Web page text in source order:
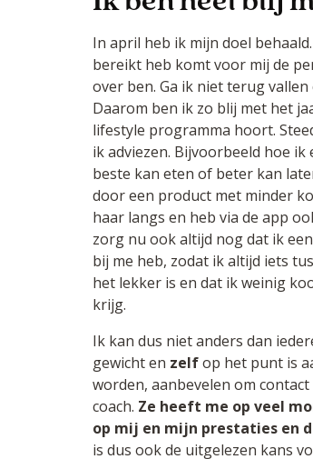
In april heb ik mijn doel
bereikt heb komt voor mij de
over ben. Ga ik niet terug
Daarom ben ik zo blij met het
lifestyle programma hoort.
ik adviezen. Bijvoorbeeld hoe
beste kan eten of beter kan
door een product met minder
haar langs en heb via de app
zorg nu ook altijd nog dat ik
bij me heb, zodat ik altijd iets
het lekker is en dat ik weinig
krijg.
Ik kan dus niet anders dan
gewicht en zelfop het punt is
worden, aanbevelen om
coach. Ze heeft me op veel
op mij en mijn prestaties en
is dus ook de uitgelezen kans